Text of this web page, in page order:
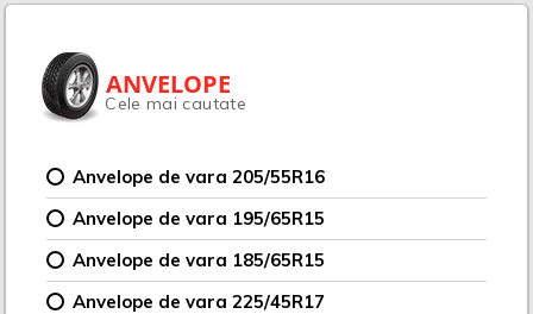
ANVELOPE
Cele mai cautate
Anvelope de vara 205/55R16
Anvelope de vara 195/65R15
Anvelope de vara 185/65R15
Anvelope de vara 225/45R17